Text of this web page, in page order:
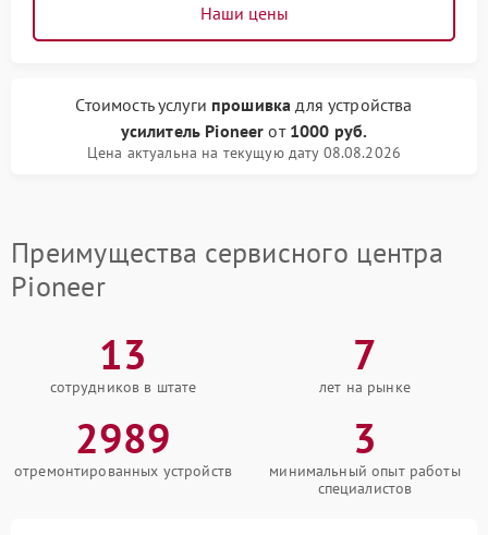
Наши цены
Стоимость услуги прошивка для устройства
усилитель Pioneer от 1000 руб.
Цена актуальна на текущую дату 08.08.2026
Преимущества сервисного центра
Pioneer
13
сотрудников в штате
7
лет на рынке
2989
отремонтированных устройств
3
минимальный опыт работы
специалистов